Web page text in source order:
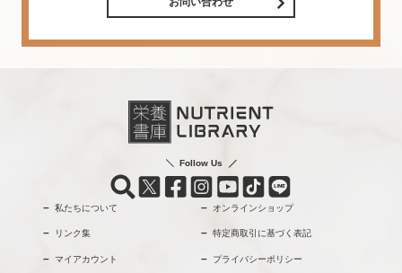
Follow Us
私たちについて オンラインショップ
リンク集 特定商取引に基づく表記
マイアカウント プライバシーポリシー